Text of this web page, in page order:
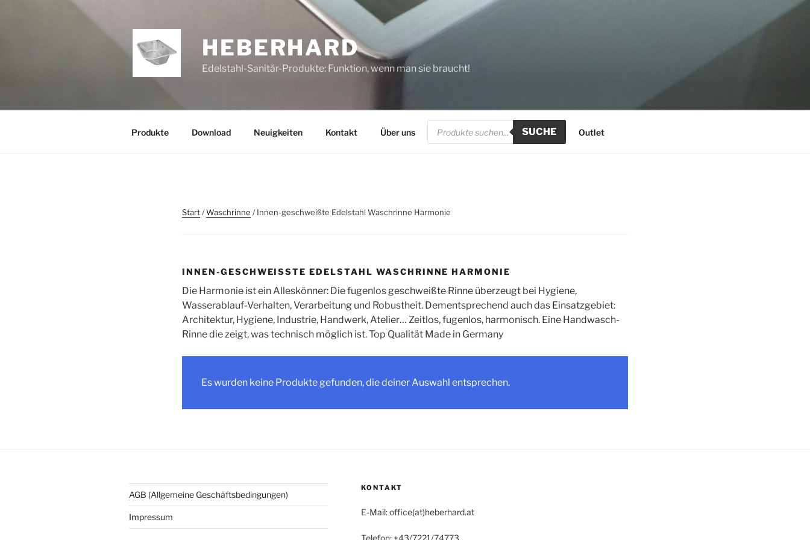
HEBERHARD
Edelstahl-Sanitär-Produkte: Funktion, wenn man sie braucht!
Produkte Download Neuigkeiten Kontakt Über uns
Products
search
SUCHE Outlet
Start/Waschrinne / Innen-geschweißte Edelstahl Waschrinne Harmonie
INNEN-GESCHWEISSTE EDELSTAHL WASCHRINNE HARMONIE
Die Harmonie ist ein Alleskönner: Die fugenlos geschweißte Rinne überzeugt bei Hygiene,
Wasserablauf-Verhalten, Verarbeitung und Robustheit. Dementsprechend auch das Einsatzgebiet:
Architektur, Hygiene, Industrie, Handwerk, Atelier… Zeitlos, fugenlos, harmonisch. Eine Handwasch-
Rinne die zeigt, was technisch möglich ist. Top Qualität Made in Germany
Es wurden keine Produkte gefunden, die deiner Auswahl entsprechen.
AGB (Allgemeine Geschäftsbedingungen)
Impressum
KONTAKT
E-Mail: office(at)heberhard.at
Telefon: +43/7221/74773